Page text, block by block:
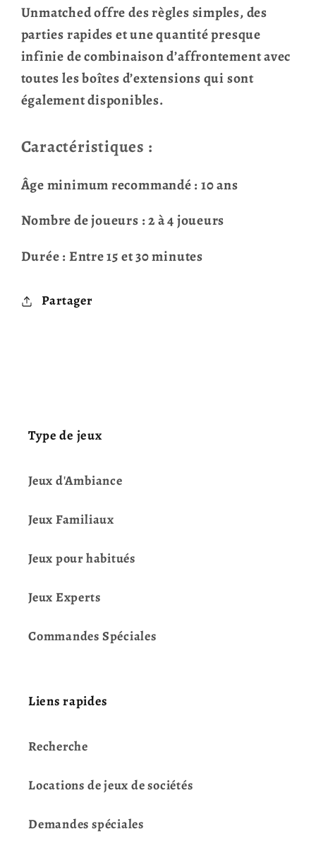
Unmatched offre des règles simples, des
parties rapides et une quantité presque
infinie de combinaison d’affrontement avec
toutes les boîtes d’extensions qui sont
également disponibles.
Caractéristiques :
Âge minimum recommandé : 10 ans
Nombre de joueurs : 2 à 4 joueurs
Durée : Entre 15 et 30 minutes
Partager
Type de jeux
Jeux d'Ambiance
Jeux Familiaux
Jeux pour habitués
Jeux Experts
Commandes Spéciales
Liens rapides
Recherche
Locations de jeux de sociétés
Demandes spéciales